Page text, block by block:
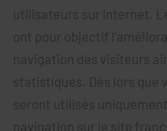
utilisateurs sur internet.
ont pour objectif
navigation des visiteurs
statistiques. Dès lors que
seront utilisés
navigation sur le site